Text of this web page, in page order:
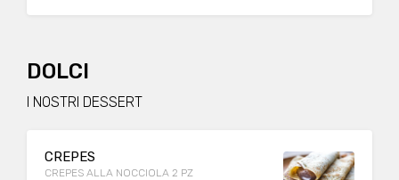
DOLCI
I NOSTRI DESSERT
CREPES
CREPES ALLA NOCCIOLA 2 PZ